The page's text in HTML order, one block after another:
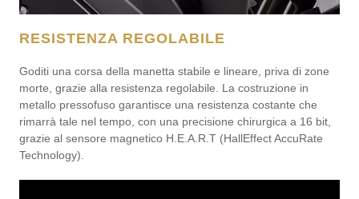
RESISTENZA REGOLABILE
Goditi una corsa della manetta stabile e lineare, priva di zone
morte, grazie alla resistenza regolabile. La costruzione in
metallo pressofuso garantisce una resistenza costante che
rimarrà tale nel tempo, con una precisione chirurgica a 16 bit,
grazie al sensore magnetico H.E.A.R.T (HallEffect AccuRate
Technology).